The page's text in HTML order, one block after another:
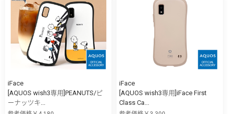
iFace
[AQUOS wish3専用]PEANUTS/ピ
ーナッツキ...
iFace
[AQUOS wish3専用]iFace First
Class Ca...